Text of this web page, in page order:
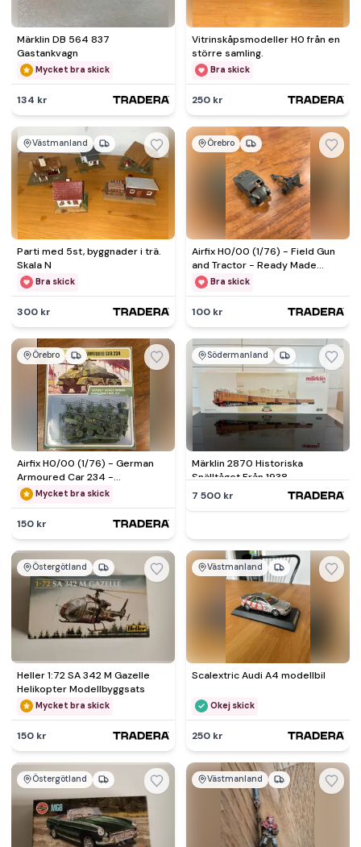
Märklin DB 564 837
Gastankvagn
Mycket bra skick
134 kr
Vitrinskåpsmodeller H0 från en
större samling.
Bra skick
250 kr
Västmanland
Parti med 5st, byggnader i trä.
Skala N
Bra skick
300 kr
Örebro
Airfix H0/00 (1/76) - Field Gun
and Tractor - Ready Made
1960/70-tal
Bra skick
100 kr
Örebro
Airfix H0/00 (1/76) - German
Armoured Car 234 -
blisterpack 1973
Mycket bra skick
150 kr
Södermanland
Märklin 2870 Historiska
Snälltåget Från 1938
7 500 kr
Östergötland
Heller 1:72 SA 342 M Gazelle
Helikopter Modellbyggsats
Mycket bra skick
150 kr
Västmanland
Scalextric Audi A4 modellbil
Okej skick
250 kr
Östergötland Västmanland